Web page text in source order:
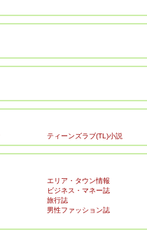
ティーンズラブ(TL)小説
エリア・タウン情報
ビジネス・マネー誌
旅行誌
男性ファッション誌